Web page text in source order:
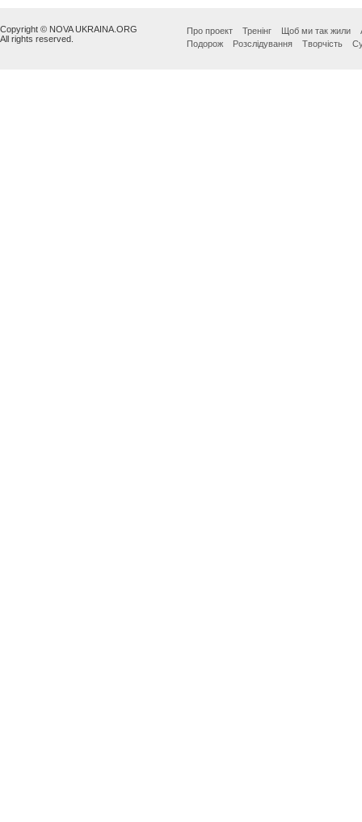
Copyright © NOVA UKRAINA.ORG
All rights reserved.
Про проект Тренінг Щоб ми так жили
Подорож
Розслідування Творчість